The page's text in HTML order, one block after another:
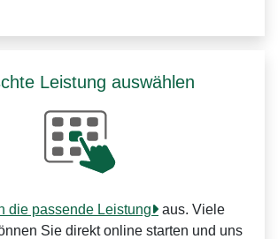
Leistung auswählen
die passende Leistung
aus. Viele
Sie direkt online starten und uns